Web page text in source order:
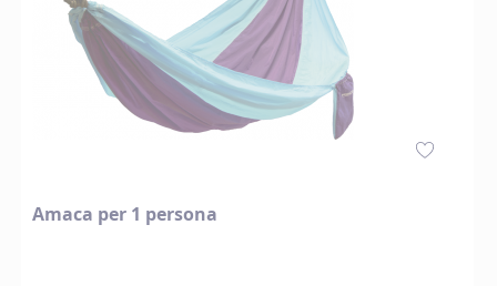
Amaca per 1 persona